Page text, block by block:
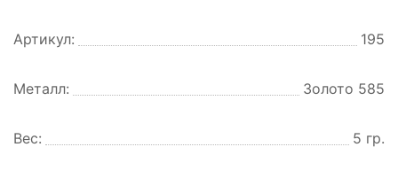
Артикул: 195
Металл: Золото 585
Вес: 5 гр.